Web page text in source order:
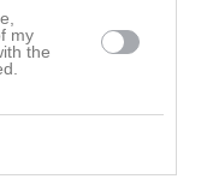
my
the